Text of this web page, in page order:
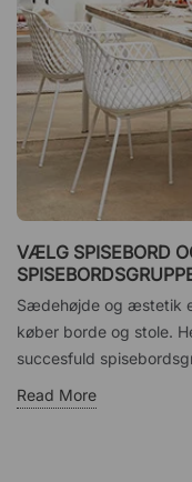
VÆLG SPISEBORD
Sædehøjde og æstetik
køber borde og stole.
succesfuld
Read More